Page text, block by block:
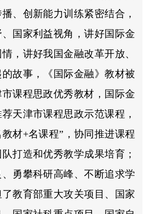
、创新能力训练紧密结合，
国家利益视角，讲好国际金
，讲好我国金融改革开放、
故事，《国际金融》教材被
课程思政优秀教材，国际金
天津市课程思政示范课程，
材+名课程”，协同推进课程
打造和优秀教学成果培育；
勇攀科研高峰、不断追求学
教育部重大攻关项目、国家